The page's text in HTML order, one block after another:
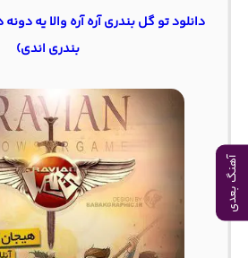
آهنگ بعدی
دانلود تو گل بندری آره آره والا یه
بندری اندی)